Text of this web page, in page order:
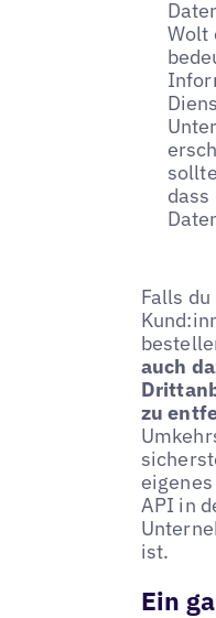
Wolt
Falls
auch
zu
API in
ist.
Ein